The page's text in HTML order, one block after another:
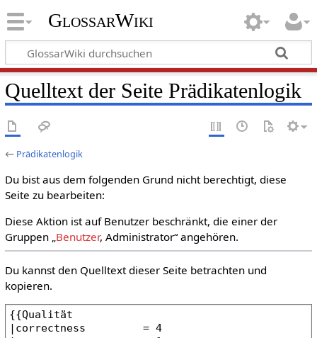
GlossarWiki
Quelltext der Seite Prädikatenlogik
← Prädikatenlogik
Du bist aus dem folgenden Grund nicht berechtigt, diese
Seite zu bearbeiten:
Diese Aktion ist auf Benutzer beschränkt, die einer der
Gruppen „Benutzer, Administrator“ angehören.
Du kannst den Quelltext dieser Seite betrachten und
kopieren.